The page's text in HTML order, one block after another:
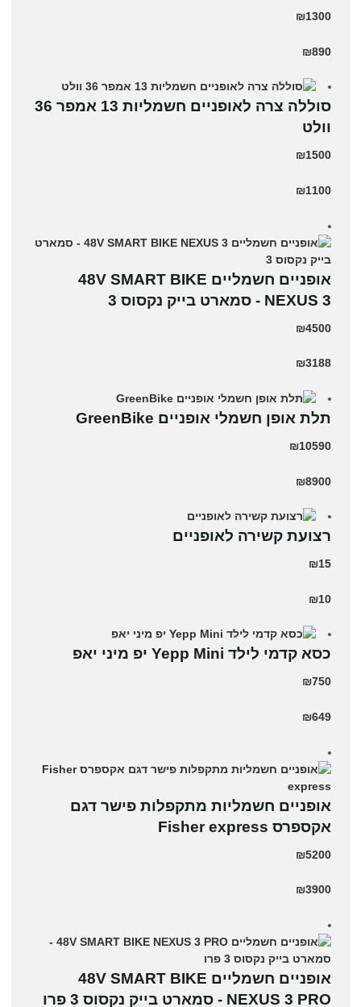
₪1300
₪890
סוללה צרה לאופניים חשמליות 13 אמפר 36
וולט
₪1500
₪1100
אופניים חשמליים 48V SMART BIKE
NEXUS 3 - סמארט בייק נקסוס 3
₪4500
₪3188
תלת אופן חשמלי אופניים GreenBike
₪10590
₪8900
רצועת קשירה לאופניים
₪15
₪10
כסא קדמי לילד Yepp Mini יפ מיני יאפ
₪750
₪649
אופניים חשמליות מתקפלות פישר דגם
אקספרס Fisher express
₪5200
₪3900
אופניים חשמליים 48V SMART BIKE
NEXUS 3 PRO - סמארט בייק נקסוס 3 פרו